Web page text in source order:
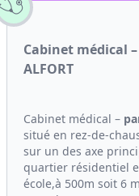
Cabinet médical
ALFORT
Cabinet médical –
situé en rez-de-
sur un des axe
quartier résidentiel
école,à 500m soit 6